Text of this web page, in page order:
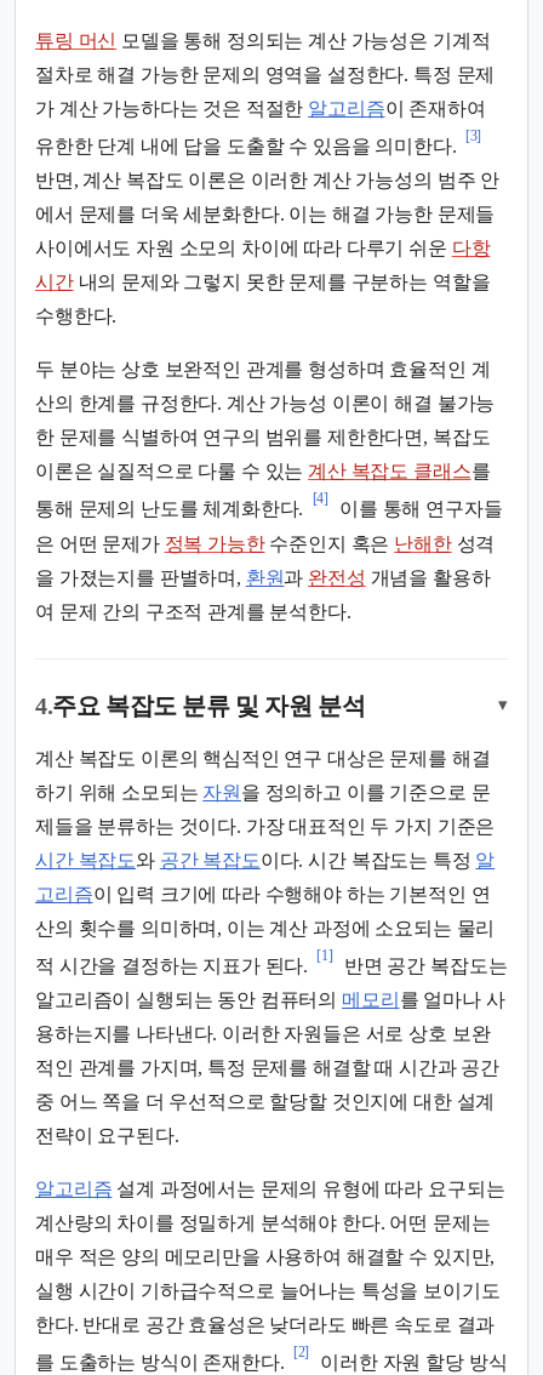
튜링 머신 모델을 통해 정의되는 계산 가능성은 기계적
절차로 해결 가능한 문제의 영역을 설정한다. 특정 문제
가 계산 가능하다는 것은 적절한 알고리즘이 존재하여
유한한 단계 내에 답을 도출할 수 있음을 의미한다.
[3]
반면, 계산 복잡도 이론은 이러한 계산 가능성의 범주 안
에서 문제를 더욱 세분화한다. 이는 해결 가능한 문제들
사이에서도 자원 소모의 차이에 따라 다루기 쉬운 다항
시간내의 문제와 그렇지 못한 문제를 구분하는 역할을
수행한다.
두 분야는 상호 보완적인 관계를 형성하며 효율적인 계
산의 한계를 규정한다. 계산 가능성 이론이 해결 불가능
한 문제를 식별하여 연구의 범위를 제한한다면, 복잡도
이론은 실질적으로 다룰 수 있는 계산 복잡도 클래스를
통해 문제의 난도를 체계화한다.
[4]
이를 통해 연구자들
은 어떤 문제가 정복 가능한수준인지 혹은 난해한성격
을 가졌는지를 판별하며, 환원과 완전성 개념을 활용하
여 문제 간의 구조적 관계를 분석한다.
4.주요 복잡도 분류 및 자원 분석 ▾
계산 복잡도 이론의 핵심적인 연구 대상은 문제를 해결
하기 위해 소모되는 자원 을 정의하고 이를 기준으로 문
제들을 분류하는 것이다. 가장 대표적인 두 가지 기준은
시간 복잡도와 공간 복잡도이다. 시간 복잡도는 특정 알
고리즘이 입력 크기에 따라 수행해야 하는 기본적인 연
산의 횟수를 의미하며, 이는 계산 과정에 소요되는 물리
적 시간을 결정하는 지표가 된다.
[1]
반면 공간 복잡도는
알고리즘이 실행되는 동안 컴퓨터의 메모리 를 얼마나 사
용하는지를 나타낸다. 이러한 자원들은 서로 상호 보완
적인 관계를 가지며, 특정 문제를 해결할 때 시간과 공간
중 어느 쪽을 더 우선적으로 할당할 것인지에 대한 설계
전략이 요구된다.
알고리즘 설계 과정에서는 문제의 유형에 따라 요구되는
계산량의 차이를 정밀하게 분석해야 한다. 어떤 문제는
매우 적은 양의 메모리만을 사용하여 해결할 수 있지만,
실행 시간이 기하급수적으로 늘어나는 특성을 보이기도
한다. 반대로 공간 효율성은 낮더라도 빠른 속도로 결과
를 도출하는 방식이 존재한다.
[2]
이러한 자원 할당 방식